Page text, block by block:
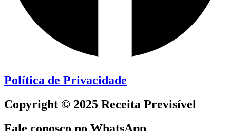
Política de Privacidade
Copyright © 2025 Receita Previsível
Fale conosco no WhatsApp